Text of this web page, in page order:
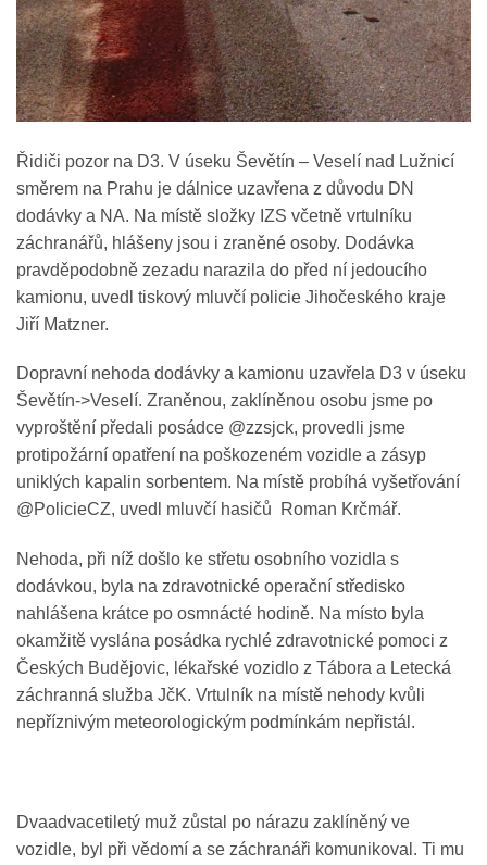
Řidiči pozor na D3. V úseku Ševětín – Veselí nad Lužnicí
směrem na Prahu je dálnice uzavřena z důvodu DN
dodávky a NA. Na místě složky IZS včetně vrtulníku
záchranářů, hlášeny jsou i zraněné osoby. Dodávka
pravděpodobně zezadu narazila do před ní jedoucího
kamionu, uvedl tiskový mluvčí policie Jihočeského kraje
Jiří Matzner.
Dopravní nehoda dodávky a kamionu uzavřela D3 v úseku
Ševětín->Veselí. Zraněnou, zaklíněnou osobu jsme po
vyproštění předali posádce @zzsjck, provedli jsme
protipožární opatření na poškozeném vozidle a zásyp
uniklých kapalin sorbentem. Na místě probíhá vyšetřování
@PolicieCZ, uvedl mluvčí hasičů Roman Krčmář.
Nehoda, při níž došlo ke střetu osobního vozidla s
dodávkou, byla na zdravotnické operační středisko
nahlášena krátce po osmnácté hodině. Na místo byla
okamžitě vyslána posádka rychlé zdravotnické pomoci z
Českých Budějovic, lékařské vozidlo z Tábora a Letecká
záchranná služba JčK. Vrtulník na místě nehody kvůli
nepříznivým meteorologickým podmínkám nepřistál.
Dvaadvacetiletý muž zůstal po nárazu zaklíněný ve
vozidle, byl při vědomí a se záchranáři komunikoval. Ti mu